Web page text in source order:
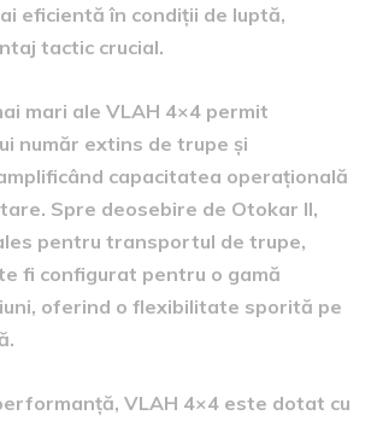
eficientă în condiții de luptă,
tactic crucial.
mari ale VLAH 4×4 permit
număr extins de trupe și
capacitatea operațională
Spre deosebire de Otokar II,
pentru transportul de trupe,
fi configurat pentru o gamă
oferind o flexibilitate sporită pe
VLAH 4×4 este dotat cu